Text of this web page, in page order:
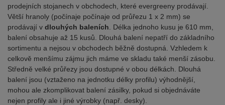
prodejních stojanech v obchodech, které evergreeny prodávají.
Větší hranoly (počínaje počínaje od průřezu 1 x 2 mm) se
prodávají v dlouhých baleních . Délka jednoho kusu je 610 mm,
balení obsahuje až 15 kusů. Dlouhá balení nepatří do základního
sortimentu a nejsou v obchodech běžně dostupná. Vzhledem k
celkově menšímu zájmu jich máme ve skladu také menší zásobu.
Středně velké průřezy jsou dostupné v obou délkách. Dlouhá
balení jsou (vztaženo na jednotku délky profilu) výhodnější,
mohou ale zkomplikovat balení zásilky, pokud si objednáváte
nejen profily ale i jiné výrobky (např. desky).